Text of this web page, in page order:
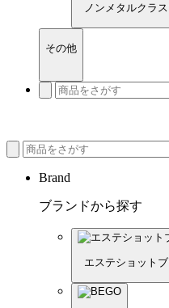
ノンメタルクラ
その他
Brand
ブランドから探す
エステショット